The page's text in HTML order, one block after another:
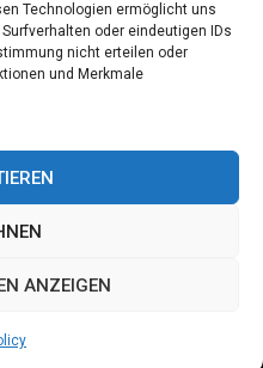
Technologien ermöglicht uns
oder eindeutigen IDs
nicht erteilen oder
und Merkmale
ANZEIGEN
machen
All Right Reserved.